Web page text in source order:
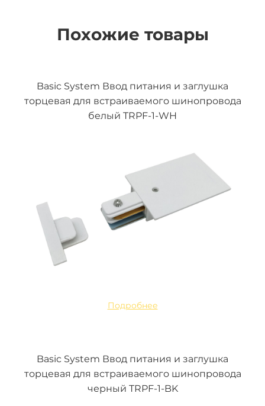
Похожие товары
Basic System Ввод питания и заглушка
торцевая для встраиваемого шинопровода
белый TRPF-1-WH
Подробнее
Basic System Ввод питания и заглушка
торцевая для встраиваемого шинопровода
черный TRPF-1-BK